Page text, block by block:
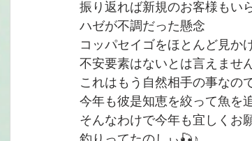
振り返れば新規のお客様もい
ハゼが不調だった懸念
コッパセイゴをほとんど見か
不安要素はないとは言えませ
これはもう自然相手の事なの
今年も彼是知恵を絞って魚を
そんなわけで今年も宜しくお